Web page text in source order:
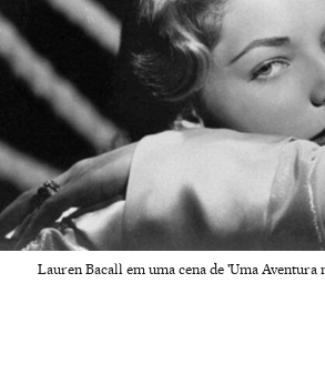
Lauren Bacall em uma cena de 'Uma Aventura